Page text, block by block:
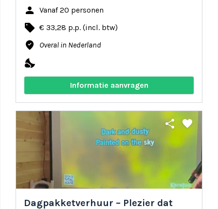
person Vanaf 20 personen
local_offer € 33,28 p.p. (incl. btw)
where_to_vote Overal in Nederland
nights_stay
Informatie aanvragen
share favorite
Dagpakketverhuur – Plezier dat